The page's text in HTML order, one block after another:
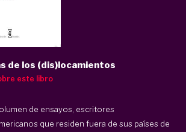
de los (dis)locamientos
este libro
de ensayos, escritores
que residen fuera de sus países de